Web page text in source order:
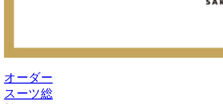
オーダー
スーツ総